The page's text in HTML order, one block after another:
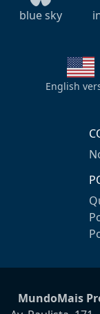
blue sky
English
MundoMais